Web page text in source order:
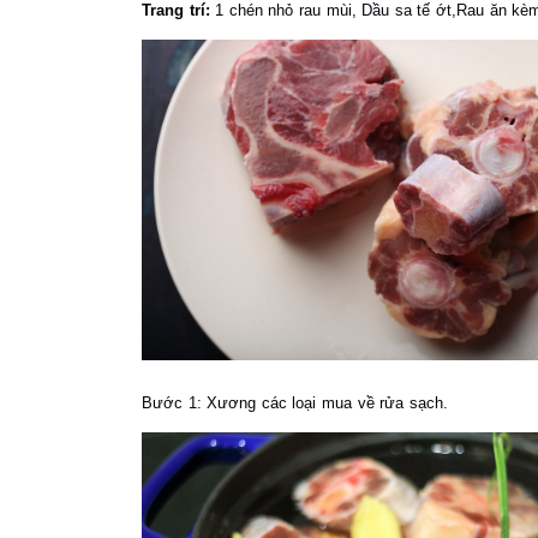
Trang trí: 1 chén nhỏ rau mùi, Dầu sa tế ớt, Rau ăn
Bước 1:Xương các loại mua về rửa sạch.